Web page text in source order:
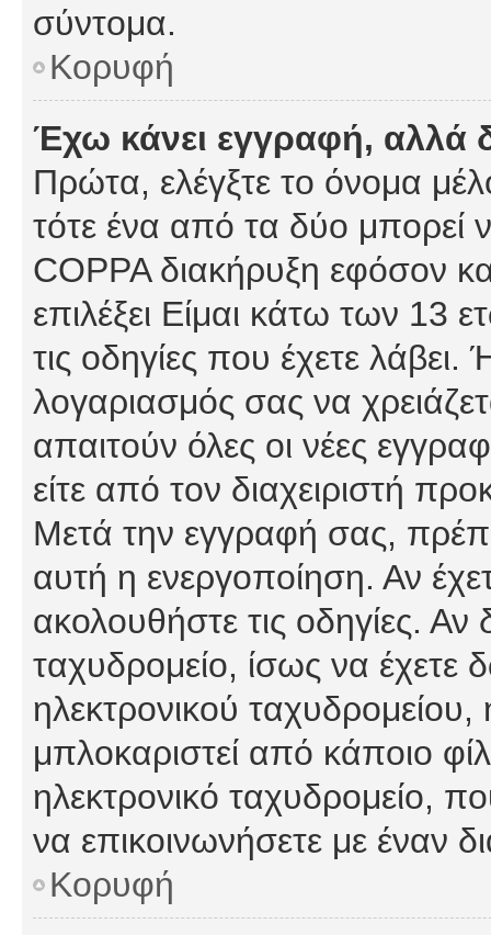
σύντομα.
Κορυφή
Έχω κάνει εγγραφή,
Πρώτα, ελέγξτε το όνομα
τότε ένα από τα δύο μπορεί
COPPA διακήρυξη εφόσον
επιλέξει Είμαι κάτω των 13
τις οδηγίες που έχετε λάβει.
λογαριασμός σας να
απαιτούν όλες οι νέες
είτε από τον διαχειριστή
Μετά την εγγραφή σας,
αυτή η ενεργοποίηση. Αν
ακολουθήστε τις οδηγίες. Αν
ταχυδρομείο, ίσως να έχετε
ηλεκτρονικού ταχυδρομείου,
μπλοκαριστεί από κάποιο
ηλεκτρονικό ταχυδρομείο,
να επικοινωνήσετε με έναν
Κορυφή